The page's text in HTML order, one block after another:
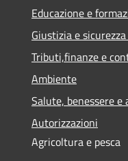
Educazione e
Giustizia e
Tributi,finanze e
Ambiente
Salute, benessere e
Autorizzazioni
Agricoltura e pesca